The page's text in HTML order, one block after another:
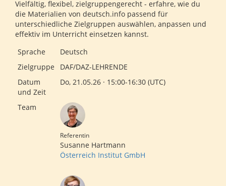
Vielfältig, flexibel, zielgruppengerecht - erfahre, wie du
die Materialien von deutsch.info passend für
unterschiedliche Zielgruppen auswählen, anpassen und
effektiv im Unterricht einsetzen kannst.
Sprache
Deutsch
Zielgruppe
DAF/DAZ-LEHRENDE
Datum
und Zeit
Do, 21.05.26 · 15:00-16:30 (UTC)
Team
Referentin
Susanne Hartmann
Österreich Institut GmbH